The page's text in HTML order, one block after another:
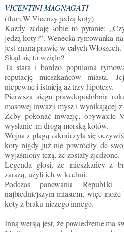
VICENTINI MAGNAGATI
(tłum.W Vicenzy jedzą koty)
Każdy zadaję sobie to pytanie:
jedzą koty?”. Wenecka rymowanka
jest znana prawie w całych Włoszech.
Skąd się to wzięło?
Ta stara i bardzo popularna
reputację mieszkańców miasta.
niepewne i istnieją aż trzy hipotezy.
Pierwsza sięga prawdopodobnie
masowej inwazji mysz i wynikającej z
Żeby pokonać inwazję, obywatele
wysłanie im drogą morską kotów.
Wojna z plagą zakończyła się
koty nigdy już nie powróciły do
wyjaśniony tezą, że zostały zjedzone.
Legenda głosi, że mieszkańcyz
zarazą, użyli ich w kuchni.
Podczas panowania Republiki
najbiedniejszym miastem, więc
koty z braku niczego innego.
Inną wersją jest, że powiedzenie ma